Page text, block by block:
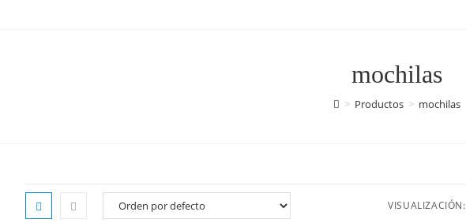
mochilas
> Productos > mochilas
VISUALIZACIÓN: